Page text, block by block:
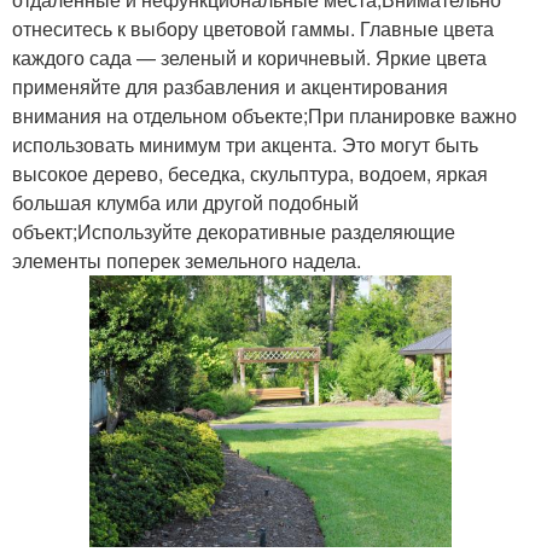
отнеситесь к выбору цветовой гаммы. Главные цвета
каждого сада — зеленый и коричневый. Яркие цвета
применяйте для разбавления и акцентирования
внимания на отдельном объекте;При планировке важно
использовать минимум три акцента. Это могут быть
высокое дерево, беседка, скульптура, водоем, яркая
большая клумба или другой подобный
объект;Используйте декоративные разделяющие
элементы поперек земельного надела.